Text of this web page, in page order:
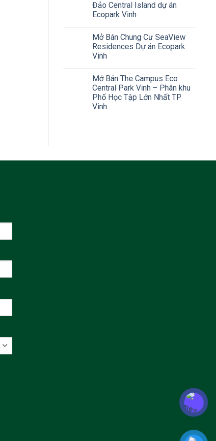
Đảo Central Island dự án
Ecopark Vinh
Mở Bán Chung Cư SeaView
Residences Dự án Ecopark
Vinh
Mở Bán The Campus Eco
Central Park Vinh – Phân khu
Phố Học Tập Lớn Nhất TP
Vinh